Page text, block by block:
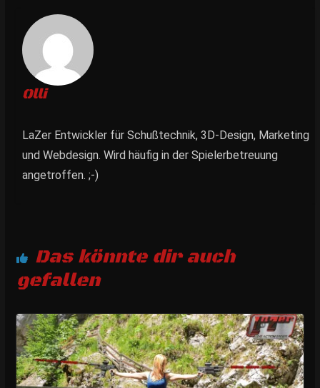
Olli
LaZer Entwickler für Schußtechnik, 3D-Design, Marketing
und Webdesign. Wird häufig in der Spielerbetreuung
angetroffen. ;-)
Das könnte dir auch
gefallen